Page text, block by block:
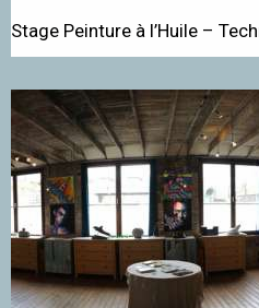
Stage Peinture à l’Huile –